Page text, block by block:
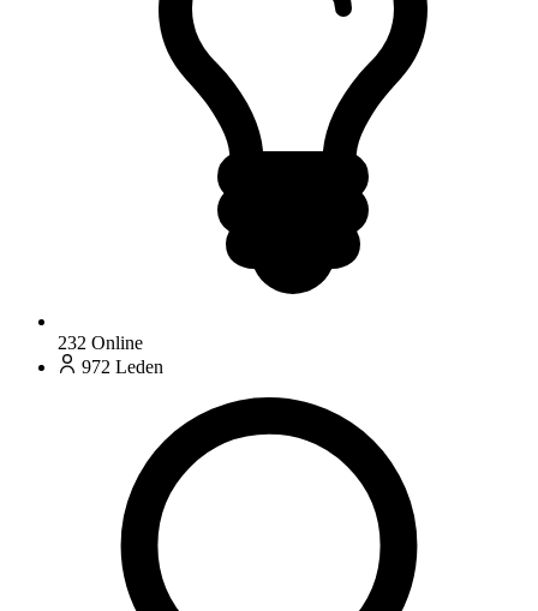
232 Online
972 Leden